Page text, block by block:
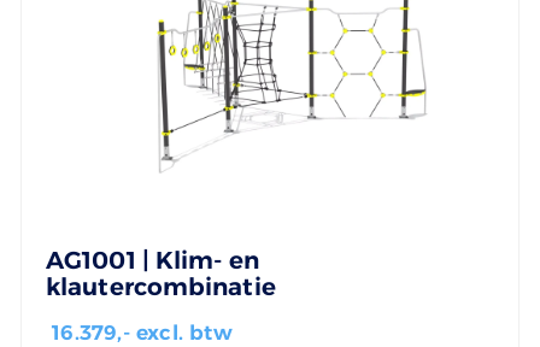
AG1001 | Klim- en
klautercombinatie
16.379,- excl. btw